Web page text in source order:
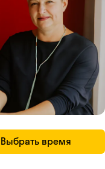
Выбрать время